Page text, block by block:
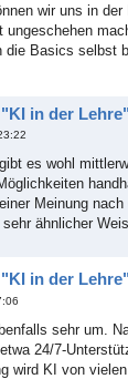
wir uns in
die Basics selbst
in der Lehre"
es wohl
Meinung
ähnlicher
in der Lehre"
sehr um.
24/7-
wird KI von